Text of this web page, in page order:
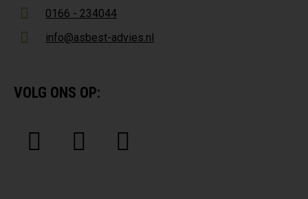
0166 - 234044
info@asbest-advies.nl
VOLG ONS OP: